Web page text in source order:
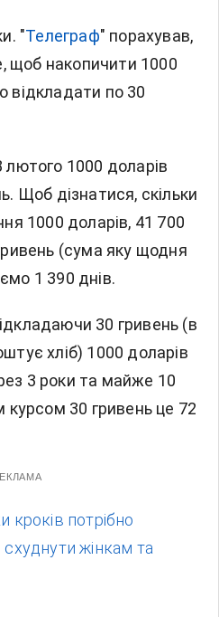
"Телеграф" порахував,
щоб накопичити 1000
відкладати по 30
1000 доларів
Щоб дізнатися, скільки
1000 доларів, 41 700
(сума яку щодня
1 390 днів.
30 гривень (в
хліб) 1000 доларів
3 роки та майже 10
курсом 30 гривень це 72
кроків потрібно
жінкам та